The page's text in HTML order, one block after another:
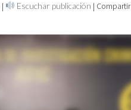
| Escuchar publicación | Compartir